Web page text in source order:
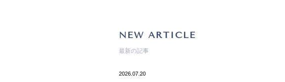
NEW ARTICLE
最新の記事
2026.07.20